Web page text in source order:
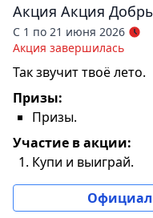
Акция Акция
С 1 по 21 июня 2026
Акция завершилась
Так звучит твоё лето.
Призы:
Призы.
Участие в акции:
Купи и выиграй.